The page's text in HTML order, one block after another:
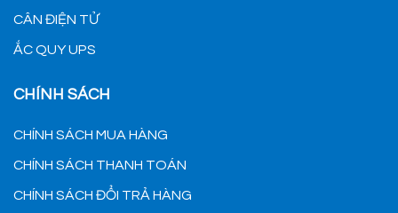
CÂN ĐIỆN TỬ
ẮC QUY UPS
CHÍNH SÁCH
CHÍNH SÁCH MUA HÀNG
CHÍNH SÁCH THANH TOÁN
CHÍNH SÁCH ĐỔI TRẢ HÀNG